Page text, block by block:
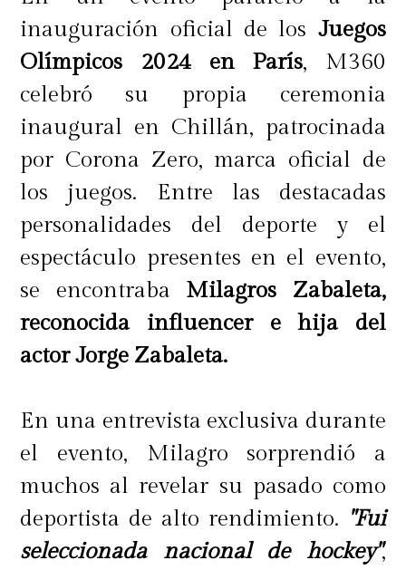
inauguración oficial de los Juegos
Olímpicos 2024 en París, M360
celebró su propia ceremonia
inaugural en Chillán, patrocinada
por Corona Zero, marca oficial de
los juegos. Entre las destacadas
personalidades del deporte y el
espectáculo presentes en el evento,
se encontraba Milagros Zabaleta,
reconocida influencer e hija del
actor Jorge Zabaleta.
En una entrevista exclusiva durante
el evento, Milagro sorprendió a
muchos al revelar su pasado como
deportista de alto rendimiento. "Fui
seleccionada nacional de hockey",